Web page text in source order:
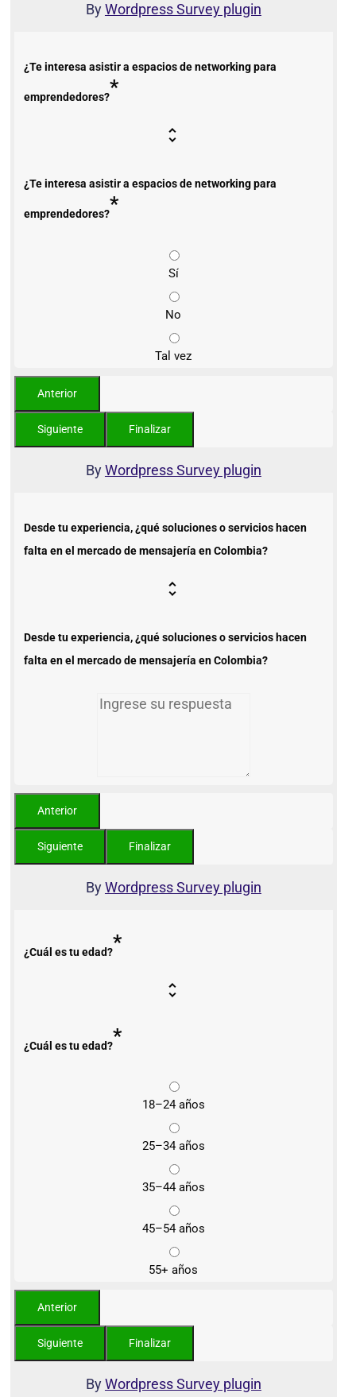
ByWordpress Survey plugin
¿Te interesa asistir a espacios de networking para
emprendedores?*
¿Te interesa asistir a espacios de networking para
emprendedores?*
Sí
No
Tal vez
ByWordpress Survey plugin
Desde tu experiencia, ¿qué soluciones o servicios hacen
falta en el mercado de mensajería en Colombia?
Desde tu experiencia, ¿qué soluciones o servicios hacen
falta en el mercado de mensajería en Colombia?
ByWordpress Survey plugin
¿Cuál es tu edad?*
¿Cuál es tu edad?*
18–24 años
25–34 años
35–44 años
45–54 años
55+ años
ByWordpress Survey plugin